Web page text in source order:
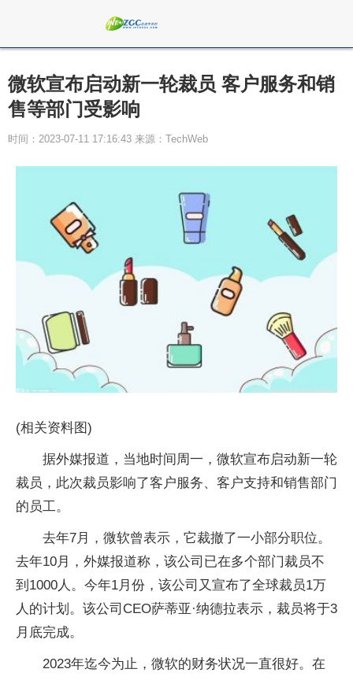
微软宣布启动新一轮裁员 客户服务和销
售等部门受影响
时间：2023-07-11 17:16:43 来源：TechWeb
(相关资料图)
据外媒报道，当地时间周一，微软宣布启动新一轮
裁员，此次裁员影响了客户服务、客户支持和销售部门
的员工。
去年7月，微软曾表示，它裁撤了一小部分职位。
去年10月，外媒报道称，该公司已在多个部门裁员不
到1000人。今年1月份，该公司又宣布了全球裁员1万
人的计划。该公司CEO萨蒂亚·纳德拉表示，裁员将于3
月底完成。
2023年迄今为止，微软的财务状况一直很好。在